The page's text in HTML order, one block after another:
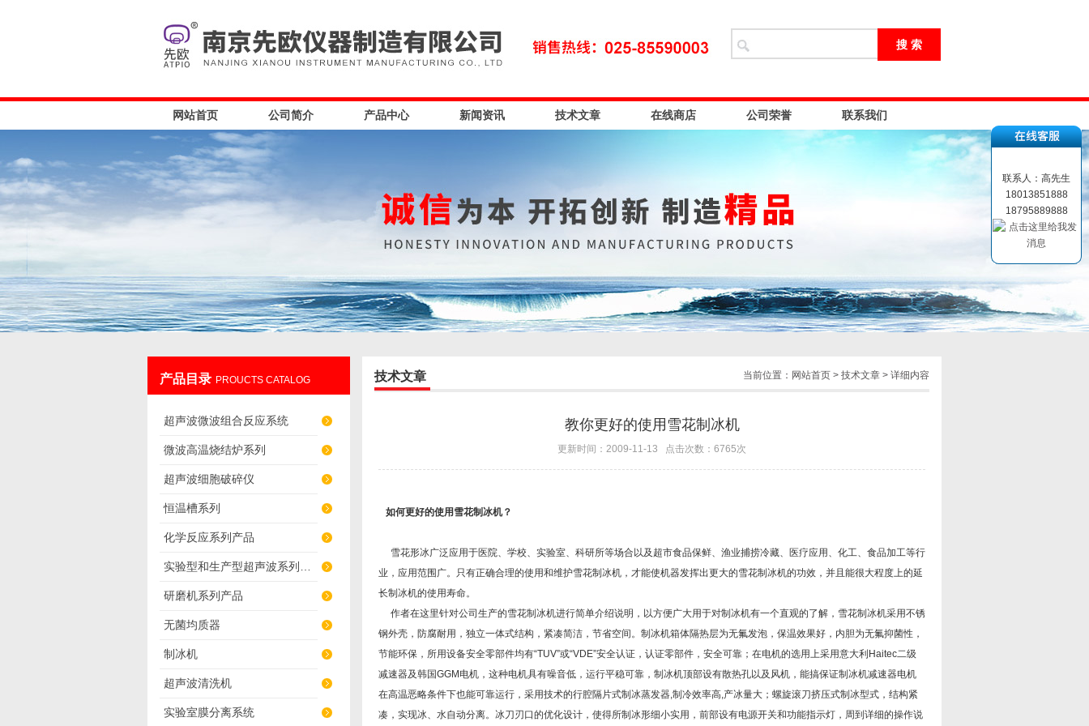
网站首页 公司简介 产品中心 新闻资讯 技术文章 在线商店 公司荣誉 联系我们
产品目录 PROUCTS CATALOG
超声波微波组合反应系统
微波高温烧结炉系列
超声波细胞破碎仪
恒温槽系列
化学反应系列产品
研磨机系列产品
无菌均质器
制冰机
超声波清洗机
实验室膜分离系统
当前位置： 网站首页 > 技术文章 > 详细内容
技术文章
教你更好的使用雪花制冰机
更新时间：2009-11-13 点击次数：6765次
如何更好的使用雪花制冰机？
雪花形冰广泛应用于医院、学校、实验室、科研所等场合以及超市食品保鲜、渔业捕捞冷藏、医疗应用、化工、食品加工等行
业，应用范围广。只有正确合理的使用和维护雪花制冰机，才能使机器发挥出更大的雪花制冰机的功效，并且能很大程度上的延
长制冰机的使用寿命。
作者在这里针对公司生产的雪花制冰机进行简单介绍说明，以方便广大用于对制冰机有一个直观的了解，雪花制冰机采用不锈
钢外壳，防腐耐用，独立一体式结构，紧凑简洁，节省空间。制冰机箱体隔热层为无氟发泡，保温效果好，内胆为无氟抑菌性，
节能环保，所用设备安全零部件均有“TUV”或“VDE”安全认证，认证零部件，安全可靠；在电机的选用上采用意大利Haitec二级
减速器及韩国GGM电机，这种电机具有噪音低，运行平稳可靠，制冰机顶部设有散热孔以及风机，能搞保证制冰机减速器电机
在高温恶略条件下也能可靠运行，采用技术的行腔隔片式制冰蒸发器,制冷效率高,产冰量大；螺旋滚刀挤压式制冰型式，结构紧
凑，实现冰、水自动分离。冰刀刃口的优化设计，使得所制冰形细小实用，前部设有电源开关和功能指示灯，周到详细的操作说
联系人：高先生
18013851888
18795889888